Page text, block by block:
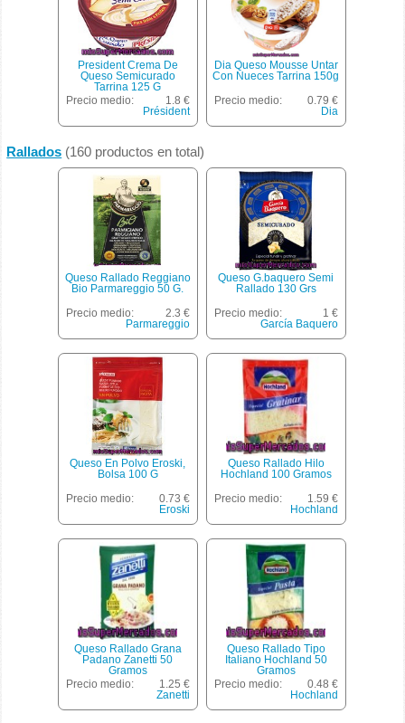
President Crema De
Queso Semicurado
Tarrina 125 G
Precio medio:
1.8 €
Président
Dia Queso Mousse Untar
Con Nueces Tarrina 150g
Precio medio:
0.79 €
Dia
Rallados (160 productos en total)
Queso Rallado Reggiano
Bio Parmareggio 50 G.
Precio medio:
2.3 €
Parmareggio
Queso G.baquero Semi
Rallado 130 Grs
Precio medio:
1 €
García Baquero
Queso En Polvo Eroski,
Bolsa 100 G
Precio medio:
0.73 €
Eroski
Queso Rallado Hilo
Hochland 100 Gramos
Precio medio:
1.59 €
Hochland
Queso Rallado Grana
Padano Zanetti 50
Gramos
Precio medio:
1.25 €
Zanetti
Queso Rallado Tipo
Italiano Hochland 50
Gramos
Precio medio:
0.48 €
Hochland